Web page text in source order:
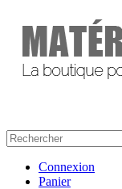
Connexion
Panier